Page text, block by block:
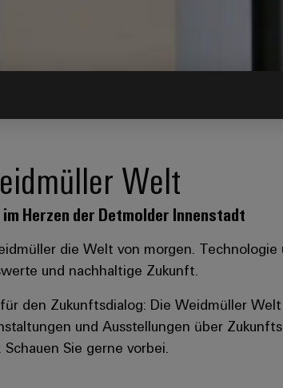
Welt
Herzen der Detmolder Innenstadt
die Welt von morgen. Technologie
und nachhaltige Zukunft.
den Zukunftsdialog: Die Weidmüller
und Ausstellungen über
Schauen Sie gerne vorbei.